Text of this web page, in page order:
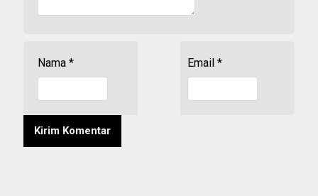
Nama * Email *